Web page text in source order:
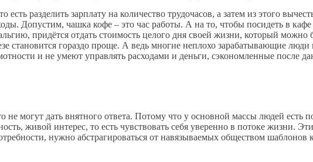
есть разделить зарплату на количество трудочасов, а затем из этого
Допустим, чашка кофе – это час работы. А на то, чтобы посидеть в
придётся отдать стоимость целого дня своей жизни, который
становится гораздо проще. А ведь многие неплохо зарабатывающие
и не умеют управлять расходами и деньги, сэкономленные после
могут дать внятного ответа. Потому что у основной массы людей есть
живой интерес, то есть чувствовать себя уверенно в потоке жизни.
нужно абстрагироваться от навязываемых обществом шаблонов